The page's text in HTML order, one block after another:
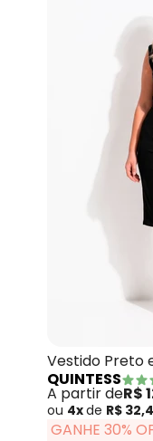
Vestido Preto
QUINTESS
A partir deR$
ou 4xde R$
GANHE 30%